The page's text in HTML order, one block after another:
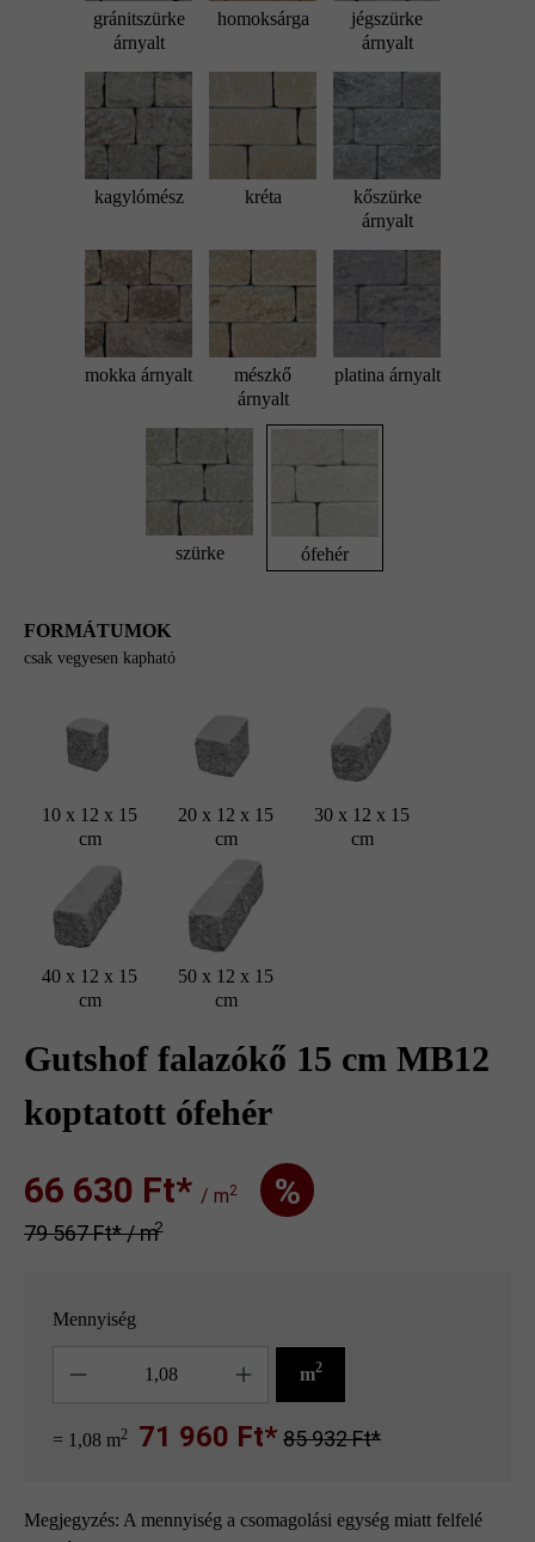
gránitszürke
árnyalt
homoksárga
jégszürke
árnyalt
kagylómész kréta
kőszürke
árnyalt
mokka árnyalt
mészkő
árnyalt
platina árnyalt
szürke ófehér
FORMÁTUMOK
csak vegyesen kapható
10 x 12 x 15
cm
20 x 12 x 15
cm
30 x 12 x 15
cm
40 x 12 x 15
cm
50 x 12 x 15
cm
Gutshof falazókő 15 cm MB12
koptatott ófehér
66 630 Ft‎‎‎* / m2 %
79 567 Ft‎‎‎* / m2
Mennyiség
m2
= 1,08 m2 71 960 Ft* 85 932 Ft*
Megjegyzés: A mennyiség a csomagolási egység miatt felfelé